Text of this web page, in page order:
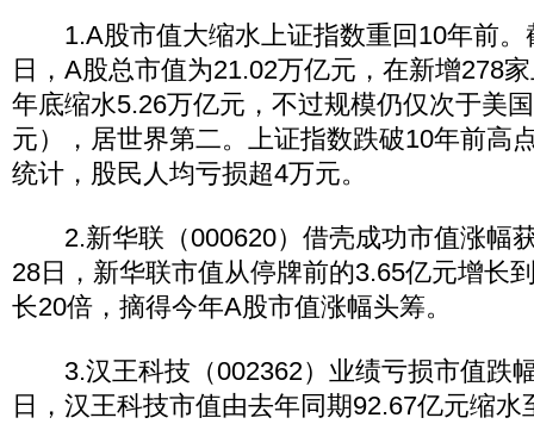
1.A股市值大缩水上证指数重回10年前。
日，A股总市值为21.02万亿元，在新增278
年底缩水5.26万亿元，不过规模仍仅次于美
元），居世界第二。上证指数跌破10年前高
统计，股民人均亏损超4万元。
2.新华联（000620）借壳成功市值涨幅
28日，新华联市值从停牌前的3.65亿元增长
长20倍，摘得今年A股市值涨幅头筹。
3.汉王科技（002362）业绩亏损市值跌
日，汉王科技市值由去年同期92.67亿元缩水